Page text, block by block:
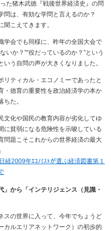
た猪木武徳『戦後世界経済史』の問
問は、有効な学問と言えるのか？
こえてきます。
会でも同様に、昨年の全国大会で
いか？”“役だっているのか？”という
う自問の声が大きくなりました。
ティカル・エコノミーであったと
・徳育の重要性を政治経済学の本か
た。
化や国民の教育内容が劣化してゆ
に貧弱になる危険性を示唆している
問題こそこれからの世界経済の最大
日経2009年ｴｺﾉﾐｽﾄが選ぶ経済図書第１
」から「インテリジェンス（見識・
の世界に入って、今年でちょうど
カルエリアネットワーク）の初歩的